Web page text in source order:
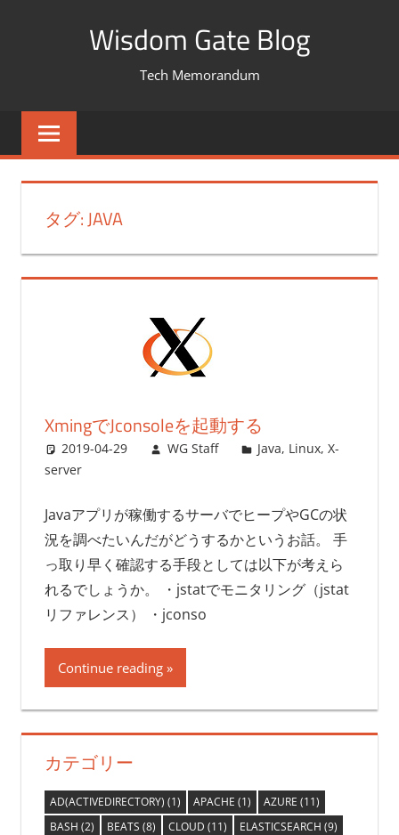
Wisdom Gate Blog
Tech Memorandum
タグ: JAVA
XmingでJconsoleを起動する
2019-04-29 WG Staff Java, Linux,X-
server
Javaアプリが稼働するサーバでヒープやGCの状
況を調べたいんだがどうするかというお話。 手
っ取り早く確認する手段としては以下が考えら
れるでしょうか。 ・jstatでモニタリング（jstat
リファレンス） ・jconso
Continue reading
カテゴリー
AD(ACTIVEDIRECTORY) (1) APACHE (1) AZURE (11)
BASH (2) BEATS (8) CLOUD (11) ELASTICSEARCH (9)